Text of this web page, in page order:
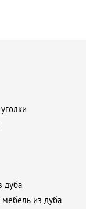
дуба
мебель из дуба